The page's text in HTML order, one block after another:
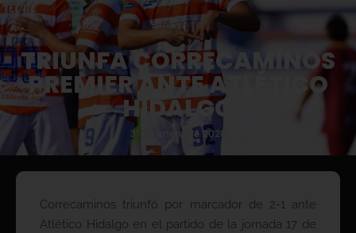
TRIUNFA CORRECAMINOS
PREMIER ANTE ATLÉTICO
HIDALGO
31 de enero de 2026
Correcaminos triunfó por marcador de 2-1 ante
Atlético Hidalgo en el partido de la jornada 17 de